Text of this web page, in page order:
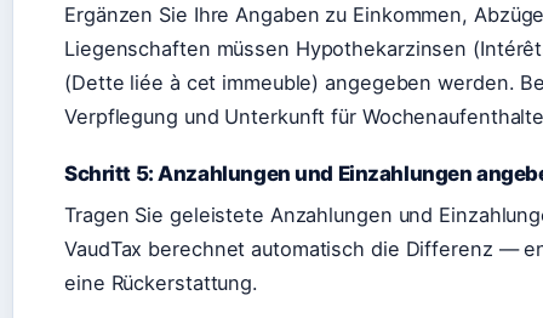
Ergänzen Sie Ihre Angaben zu Einkommen,
Liegenschaften müssen Hypothekarzinsen
(Dette liée à cet immeuble) angegeben werden.
Verpflegung und Unterkunft für
Schritt 5: Anzahlungen und Einzahlungen
Tragen Sie geleistete Anzahlungen und
VaudTax berechnet automatisch die Differenz —
eine Rückerstattung.